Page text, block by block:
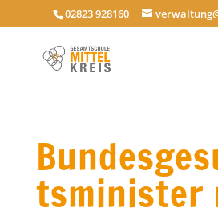
02823 928160
tsminister